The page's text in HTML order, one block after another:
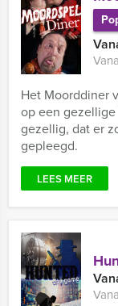
Het Moorddiner
op een
gezellig, dat er
gepleegd.
LEES MEER